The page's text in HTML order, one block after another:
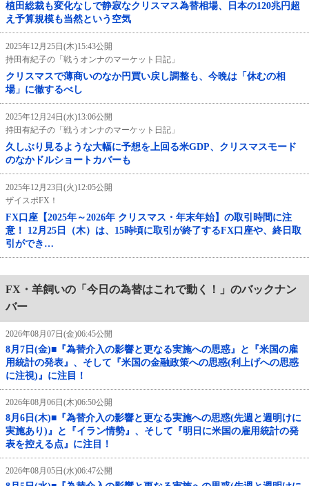
植田総裁も変化なしで静寂なクリスマス為替相場、日本の120兆円超
え予算規模も当然という空気
2025年12月25日(木)15:43公開
持田有紀子の「戦うオンナのマーケット日記」
クリスマスで薄商いのなか円買い戻し調整も、今晩は「休むの相
場」に徹するべし
2025年12月24日(水)13:06公開
持田有紀子の「戦うオンナのマーケット日記」
久しぶり見るような大幅に予想を上回る米GDP、クリスマスモード
のなかドルショートカバーも
2025年12月23日(火)12:05公開
ザイスポFX！
FX口座【2025年～2026年 クリスマス・年末年始】の取引時間に注
意！ 12月25日（木）は、15時頃に取引が終了するFX口座や、終日取
引ができ…
FX・羊飼いの「今日の為替はこれで動く！」のバックナン
バー
2026年08月07日(金)06:45公開
8月7日(金)■『為替介入の影響と更なる実施への思惑』と『米国の雇
用統計の発表』、そして『米国の金融政策への思惑(利上げへの思惑
に注視)』に注目！
2026年08月06日(木)06:50公開
8月6日(木)■『為替介入の影響と更なる実施への思惑(先週と週明けに
実施あり)』と『イラン情勢』、そして『明日に米国の雇用統計の発
表を控える点』に注目！
2026年08月05日(水)06:47公開